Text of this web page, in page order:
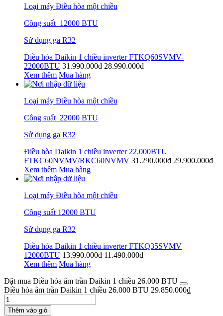
Loại máy Điều hòa một chiều
Công suất 12000 BTU
Sử dụng ga R32
Điều hòa Daikin 1 chiều inverter FTKQ60SVMV-
22000BTU 31.990.000đ 28.990.000đ
Xem thêm Mua hàng
Loại máy Điều hòa một chiều
Công suất 22000 BTU
Sử dụng ga R32
Điều hòa Daikin 1 chiều inverter 22.000BTU
FTKC60NVMV/RKC60NVMV 31.290.000đ 29.900.000đ
Xem thêm Mua hàng
Loại máy Điều hòa một chiều
Công suất 12000 BTU
Sử dụng ga R32
Điều hòa Daikin 1 chiều inverter FTKQ35SVMV
12000BTU 13.990.000đ 11.490.000đ
Xem thêm Mua hàng
Đặt mua Điều hòa âm trần Daikin 1 chiều 26.000 BTU
Điều hòa âm trần Daikin 1 chiều 26.000 BTU 29.850.000₫
Thêm vào giỏ